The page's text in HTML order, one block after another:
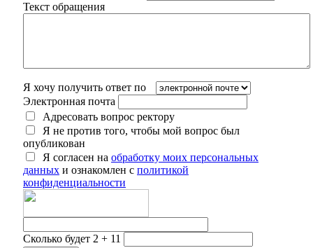
Текст обращения
Я хочу получить ответ по
Электронная почта
Адресовать вопрос ректору
Я не против того, чтобы мой вопрос был
опубликован
Я согласен на обработку моих персональных
данных и ознакомлен с политикой
конфиденциальности
Сколько будет 2 + 11